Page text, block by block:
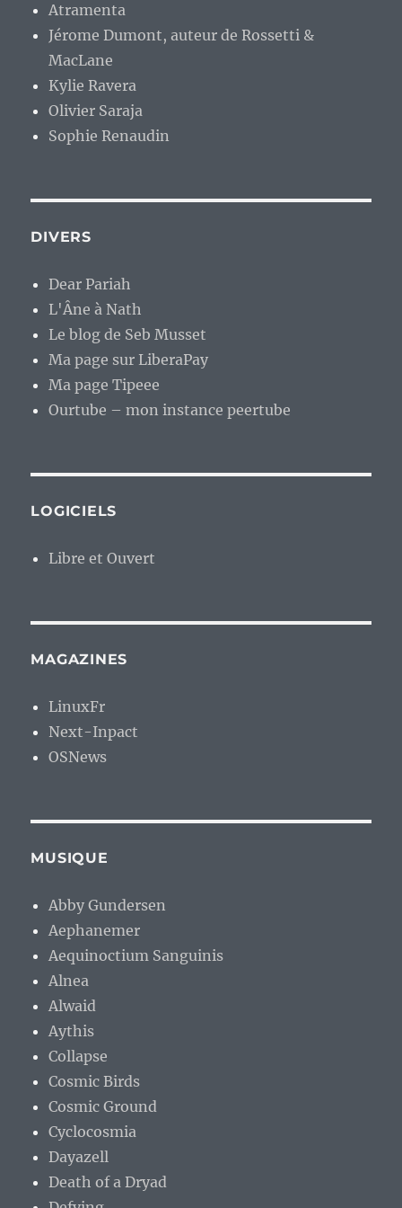
Atramenta
Jérome Dumont, auteur de Rossetti &
MacLane
Kylie Ravera
Olivier Saraja
Sophie Renaudin
DIVERS
Dear Pariah
L'Âne à Nath
Le blog de Seb Musset
Ma page sur LiberaPay
Ma page Tipeee
Ourtube – mon instance peertube
LOGICIELS
Libre et Ouvert
MAGAZINES
LinuxFr
Next-Inpact
OSNews
MUSIQUE
Abby Gundersen
Aephanemer
Aequinoctium Sanguinis
Alnea
Alwaid
Aythis
Collapse
Cosmic Birds
Cosmic Ground
Cyclocosmia
Dayazell
Death of a Dryad